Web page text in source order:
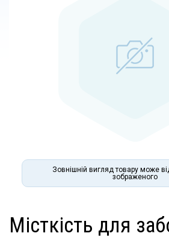
Зовнішній вигляд товару може
зображеного
місткість для забору калу